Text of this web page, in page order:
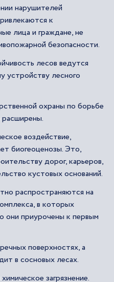
нарушителей
к
лица и граждане, не
безопасности.
лесов ведутся
устройству лесного
охраны по борьбе
воздействие,
биогеоценозы. Это,
дорог, карьеров,
кустовых оснований.
распространяются на
в которых
они приурочены к первым
поверхностях, а
в сосновых лесах.
загрязнение.